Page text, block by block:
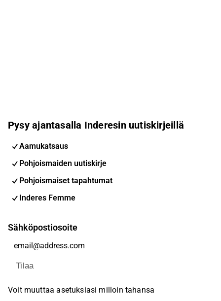
Pysy ajantasalla Inderesin uutiskirjeillä
Aamukatsaus
Pohjoismaiden uutiskirje
Pohjoismaiset tapahtumat
Inderes Femme
Sähköpostiosoite
Tilaa
Voit muuttaa asetuksiasi milloin tahansa